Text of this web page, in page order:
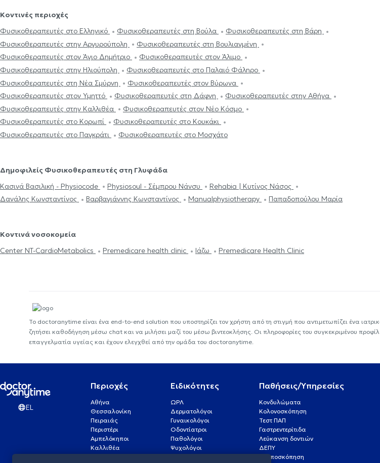
Κοντινές περιοχές
Φυσικοθεραπευτές στο Ελληνικό
Φυσικοθεραπευτές στη Βούλα
Φυσικοθεραπευτές στη Βάρη
Φυσικοθεραπευτές στην Αργυρούπολη
Φυσικοθεραπευτές στη Βουλιαγμένη
Φυσικοθεραπευτές στον Άγιο Δημήτριο
Φυσικοθεραπευτές στον Άλιμο
Φυσικοθεραπευτές στην Ηλιούπολη
Φυσικοθεραπευτές στο Παλαιό Φάληρο
Φυσικοθεραπευτές στη Νέα Σμύρνη
Φυσικοθεραπευτές στον Βύρωνα
Φυσικοθεραπευτές στον Υμηττό
Φυσικοθεραπευτές στη Δάφνη
Φυσικοθεραπευτές στην Αθήνα
Φυσικοθεραπευτές στην Καλλιθέα
Φυσικοθεραπευτές στον Νέο Κόσμο
Φυσικοθεραπευτές στο Κορωπί
Φυσικοθεραπευτές στο Κουκάκι
Φυσικοθεραπευτές στο Παγκράτι
Φυσικοθεραπευτές στο Μοσχάτο
Δημοφιλείς Φυσικοθεραπευτές στη Γλυφάδα
Κασινά Βασιλική - Physiocode
Physiosoul - Σέμπρου Νάνσυ
Rehabia | Κυτίνος Νάσος
Δανάλης Κωνσταντίνος
Βαρβαγιάννης Κωνσταντίνος Manualphysiotherapy Παπαδοπούλου Μαρία
Κοντινά νοσοκομεία
Center NT-CardioMetabolics
Premedicare health clinic Ιάζω Premedicare Health Clinic
Το doctoranytime είναι ένα end-to-end solution που υποστηρίζει τον χρήστη από τη στιγμή που αντιμετωπίζει ένα
ζητήσει καθοδήγηση μέσω chat και να μιλήσει μαζί του μέσω βιντεοκλήσης. Οι πληροφορίες του συγκεκριμένου
επαγγελματία υγείας και έχουν ελεγχθεί από την ομάδα του doctoranytime.
EL
Περιοχές
Αθήνα
Θεσσαλονίκη
Πειραιάς
Περιστέρι
Αμπελόκηποι
Καλλιθέα
Πάτρα
Ειδικότητες
ΩΡΛ
Δερματολόγοι
Γυναικολόγοι
Οδοντίατροι
Παθολόγοι
Ψυχολόγοι
Οφθαλμίατροι
Παθήσεις/Υπηρεσίες
Κονδυλώματα
Κολονοσκόπηση
Τεστ ΠΑΠ
Γαστρεντερίτιδα
Λεύκανση δοντιών
ΔΕΠΥ
Κολποσκόπηση